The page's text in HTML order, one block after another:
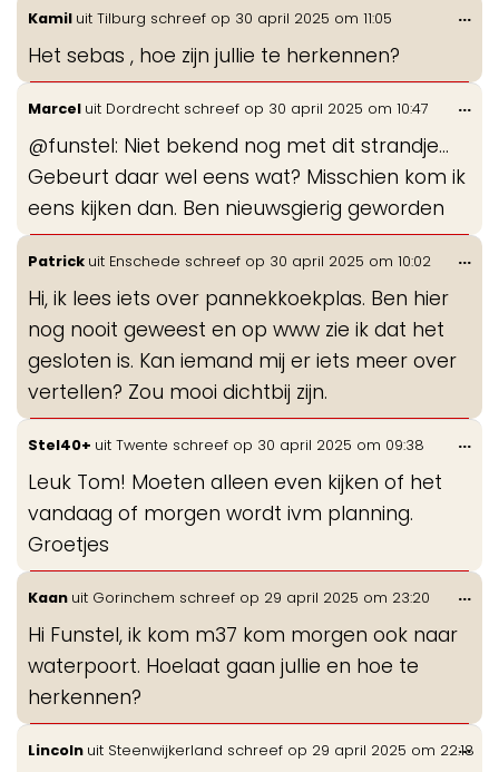
Kamil uit Tilburg schreef op 30 april 2025 om 11:05
Het sebas , hoe zijn jullie te herkennen?
...
Marcel uit Dordrecht schreef op 30 april 2025 om 10:47
@funstel: Niet bekend nog met dit strandje...
Gebeurt daar wel eens wat? Misschien kom ik
eens kijken dan. Ben nieuwsgierig geworden
...
Patrick uit Enschede schreef op 30 april 2025 om 10:02
Hi, ik lees iets over pannekkoekplas. Ben hier
nog nooit geweest en op www zie ik dat het
gesloten is. Kan iemand mij er iets meer over
vertellen? Zou mooi dichtbij zijn.
...
Stel40+ uit Twente schreef op 30 april 2025 om 09:38
Leuk Tom! Moeten alleen even kijken of het
vandaag of morgen wordt ivm planning.
Groetjes
...
Kaan uit Gorinchem schreef op 29 april 2025 om 23:20
Hi Funstel, ik kom m37 kom morgen ook naar
waterpoort. Hoelaat gaan jullie en hoe te
herkennen?
...
Lincoln uit Steenwijkerland schreef op 29 april 2025 om 22:18
...